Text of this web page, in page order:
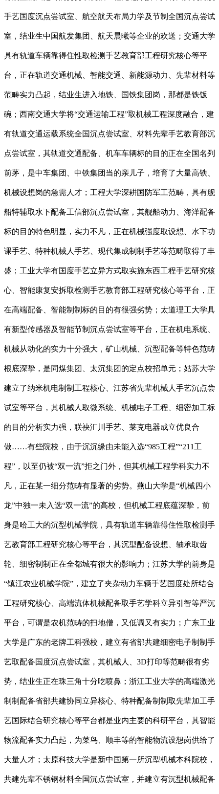
手艺国度沉点尝试室、航空航天布局力学及节制全国沉点尝试
室，结业生中国航发集团、航天晨曦等企业的欢送；交通大学
具有轨道车辆靠得住性取检测手艺教育部工程研究核心等平
台，正在轨道交通机械、智能交通、新能源动力、先辈材料等
范畴实力凸起，结业生进入地铁、国铁集团岗，那都是铁饭
碗；西南交通大学将“交通运输工程”取机械工程深度融合，建
有轨道交通运载系统全国沉点尝试室、材料先辈手艺教育部沉
点尝试室，其轨道交通配备、机车车辆标的目的正在全国名列
前茅，是中车集团、中铁集团当的亲儿子，培育了大量高铁、
机械设想岗的急需人才；工程大学深耕国防军工范畴，具有舰
船特辅取水下配备工信部沉点尝试室，其舰船动力、海洋配备
标的目的特色明显，实力不凡，正在机械强度取设想、水下功
课手艺、特种机械人手艺、现代集成制制手艺等范畴取得了丰
盛；工业大学有国度手艺立异方式取实施东西工程手艺研究核
心、智能康复安拆取检测手艺教育部工程研究核心等平台，正
在高端配备、智能制制标的目的有很强劣势；太道理工大学具
有新型传感器及智能节制沉点尝试室等平台，正在机电系统、
机械从动化的实力十分强大，矿山机械、沉型配备等特色范畴
根底深挚，是同煤集团、太沉集团的定点校招单元；姑苏大学
建立了纳米机电制制工程核心、江苏省先辈机械人手艺沉点尝
试室等平台，其机械人取微系统、机械电子工程、细密加工标
的目的分析实力强，联袂汇川手艺、莱克电器成立优良合
做……有些院校，由于沉沉缘由未能入选“985工程”“211工
程”，以至仍被“双一流”拒之门外，但其机械工程学科实力不
凡，正在某一细分范畴有显著的劣势。燕山大学是“机械四小
龙”中独一未入选“双一流”的高校，但机械工程底蕴深挚，前
身是哈工大的沉型机械学院，具有轨道车辆靠得住性取检测手
艺教育部工程研究核心等平台，其沉型配备设想、轴承取齿
轮、细密制制正在全都城有很大的影响力；江苏大学的前身是
“镇江农业机械学院”，建立了夹杂动力车辆手艺国度处所结合
工程研究核心、高端流体机械配备取手艺学科立异引智等严沉
平台，可谓是农机范畴的扫地僧，又低调又有实力；广东工业
大学是广东的老牌工科强校，建立有省部共建细密电子制制手
艺取配备国度沉点尝试室，其机械人、3D打印等范畴很有劣
势，结业生正在珠三角十分吃喷鼻；浙江工业大学的高端激光
制制配备省部共建协同立异核心、特种配备制制取先辈加工手
艺国际结合研究核心等平台都是业内主要的科研平台，其智能
物流配备实力凸起，为菜鸟、顺丰等的智能物流设想岗供给了
大量人才；太原科技大学是新中国第一所沉型机械本科院校，
共建先辈不锈钢材料全国沉点尝试室，并建立有沉型机械配备